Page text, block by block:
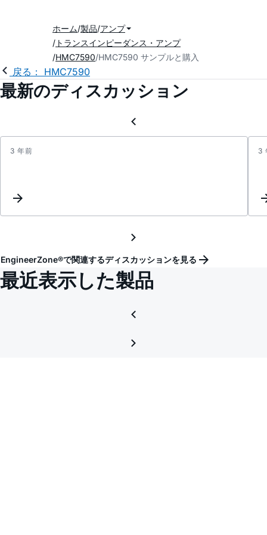
ホーム 製品 アンプ
トランスインピーダンス・アンプ
HMC7590 HMC7590 サンプルと購入
戻る： HMC7590
最新のディスカッション
3 年前 3
EngineerZone®で関連するディスカッションを見る
最近表示した製品